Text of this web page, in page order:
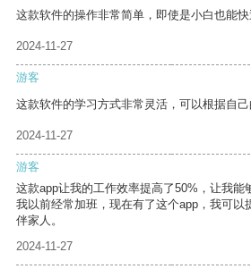
这款软件的操作非常简单，即使是小白也能快
2024-11-27
游客
这款软件的学习方式非常灵活，可以根据自己
2024-11-27
游客
这款app让我的工作效率提高了50%，让我能
我以前经常加班，现在有了这个app，我可以
伴家人。
2024-11-27